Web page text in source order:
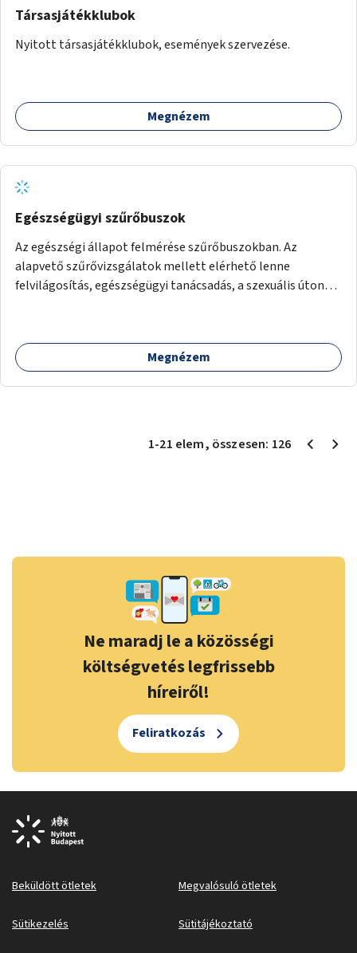
Társasjátékklubok
Nyitott társasjátékklubok, események szervezése.
Megnézem
Egészségügyi szűrőbuszok
Az egészségi állapot felmérése szűrőbuszokban. Az
alapvető szűrővizsgálatok mellett elérhető lenne
felvilágosítás, egészségügyi tanácsadás, a szexuális úton
Megnézem
1-21 elem, összesen: 126
Ne maradj le a közösségi
költségvetés legfrissebb
híreiről!
Feliratkozás
Beküldött ötletek Megvalósuló ötletek
Sütikezelés Sütitájékoztató